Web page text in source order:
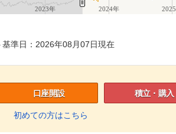
2023年 2024年
基準日：2026年08月07日現在
口座開設
初めての方はこちら
積立・購入